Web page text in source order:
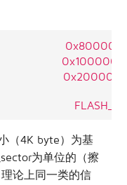
0x80000
0x100000
0x200000
（4K byte）为基
为单位的（擦
论上同一类的信